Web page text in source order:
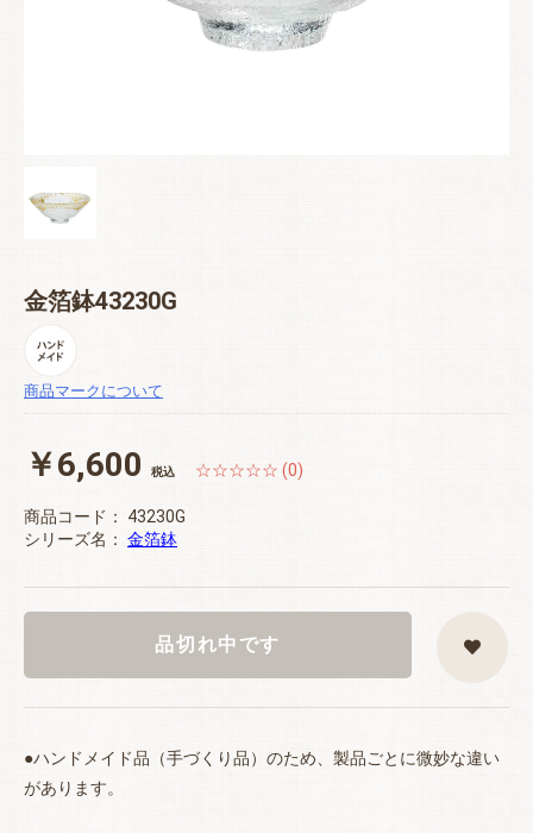
金箔鉢43230G
商品マークについて
￥6,600 税込 ☆☆☆☆☆ (0)
商品コード： 43230G
シリーズ名： 金箔鉢
品切れ中です
●ハンドメイド品（手づくり品）のため、製品ごとに微妙な違い
があります。